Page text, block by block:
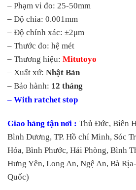
– Phạm vi đo: 25-50mm
– Độ chia: 0.001mm
– Độ chính xác: ±2μm
– Thước đo: hệ mét
– Thương hiệu: Mitutoyo
– Xuất xứ: Nhật Bản
– Bảo hành: 12 tháng
– With ratchet stop
Giao hàng tận nơi : Thủ Đức, Biên
Bình Dương, TP. Hồ chí Minh, Sóc
Hóa, Bình Phước, Hải Phòng, Bình
Hưng Yên, Long An, Ngệ An, Bà
Quốc)